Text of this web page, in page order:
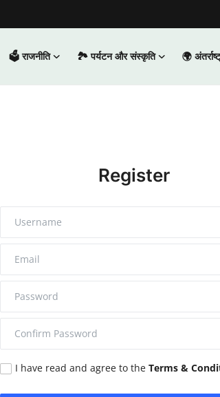
🗳️ राजनीति 🏞️ पर्यटन और संस्कृति 🌍
Register
I have read and agree to the Terms &